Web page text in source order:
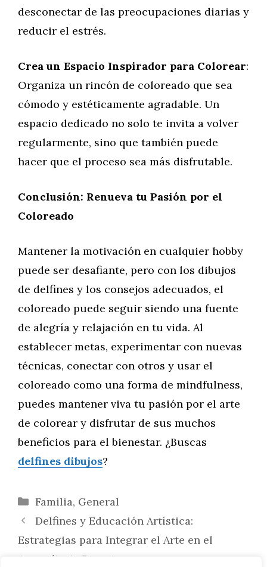
desconectar de las preocupaciones diarias y
reducir el estrés.
Crea un Espacio Inspirador para Colorear:
Organiza un rincón de coloreado que sea
cómodo y estéticamente agradable. Un
espacio dedicado no solo te invita a volver
regularmente, sino que también puede
hacer que el proceso sea más disfrutable.
Conclusión: Renueva tu Pasión por el
Coloreado
Mantener la motivación en cualquier hobby
puede ser desafiante, pero con los dibujos
de delfines y los consejos adecuados, el
coloreado puede seguir siendo una fuente
de alegría y relajación en tu vida. Al
establecer metas, experimentar con nuevas
técnicas, conectar con otros y usar el
coloreado como una forma de mindfulness,
puedes mantener viva tu pasión por el arte
de colorear y disfrutar de sus muchos
beneficios para el bienestar. ¿Buscas
delfines dibujos?
Categorías
Familia, General
Delfines y Educación Artística:
Estrategias para Integrar el Arte en el
Aprendizaje Remoto